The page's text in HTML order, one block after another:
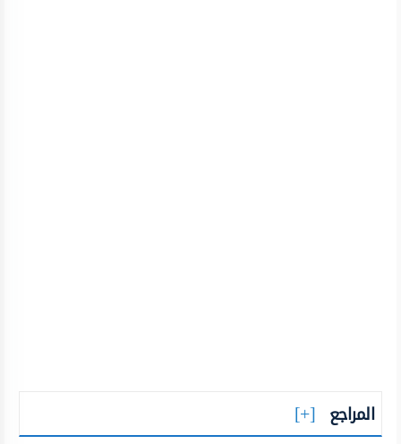
المراجع